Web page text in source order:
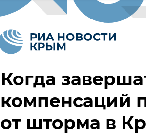
Когда
компенсаций
от шторма в